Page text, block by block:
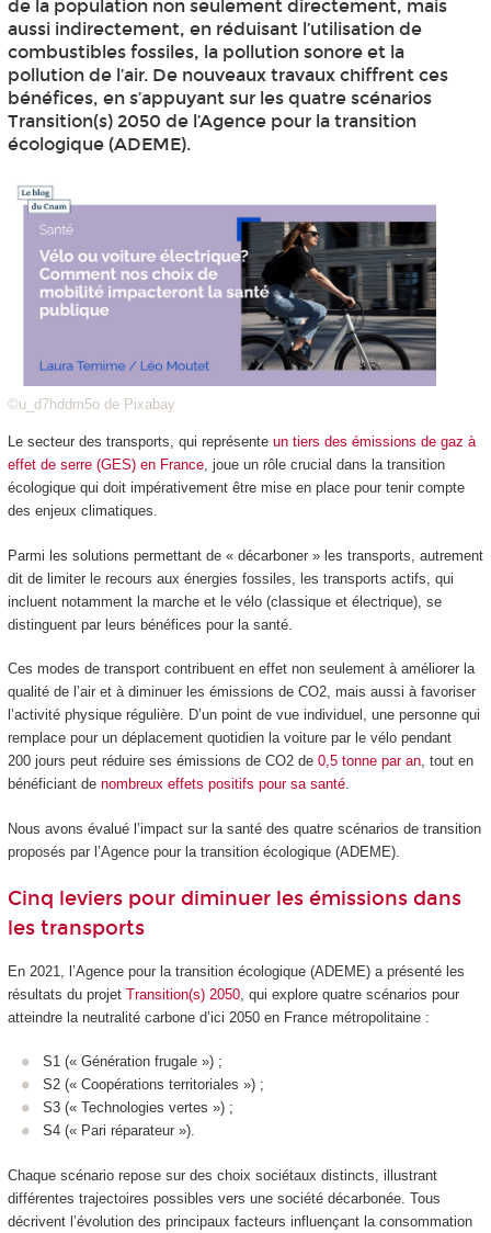
de la population non seulement directement, mais
aussi indirectement, en réduisant l’utilisation de
combustibles fossiles, la pollution sonore et la
pollution de l’air. De nouveaux travaux chiffrent ces
bénéfices, en s’appuyant sur les quatre scénarios
Transition(s) 2050 de l’Agence pour la transition
écologique (ADEME).
©u_d7hddm5o de Pixabay
Le secteur des transports, qui représente un tiers des émissions de gaz à
effet de serre (GES) en France, joue un rôle crucial dans la transition
écologique qui doit impérativement être mise en place pour tenir compte
des enjeux climatiques.
Parmi les solutions permettant de « décarboner » les transports, autrement
dit de limiter le recours aux énergies fossiles, les transports actifs, qui
incluent notamment la marche et le vélo (classique et électrique), se
distinguent par leurs bénéfices pour la santé.
Ces modes de transport contribuent en effet non seulement à améliorer la
qualité de l’air et à diminuer les émissions de CO2, mais aussi à favoriser
l’activité physique régulière. D’un point de vue individuel, une personne qui
remplace pour un déplacement quotidien la voiture par le vélo pendant
200 jours peut réduire ses émissions de CO2 de 0,5 tonne par an, tout en
bénéficiant de nombreux effets positifs pour sa santé.
Nous avons évalué l’impact sur la santé des quatre scénarios de transition
proposés par l’Agence pour la transition écologique (ADEME).
Cinq leviers pour diminuer les émissions dans
les transports
En 2021, l’Agence pour la transition écologique (ADEME) a présenté les
résultats du projet Transition(s) 2050, qui explore quatre scénarios pour
atteindre la neutralité carbone d’ici 2050 en France métropolitaine :
S1 (« Génération frugale ») ;
S2 (« Coopérations territoriales ») ;
S3 (« Technologies vertes ») ;
S4 (« Pari réparateur »).
Chaque scénario repose sur des choix sociétaux distincts, illustrant
différentes trajectoires possibles vers une société décarbonée. Tous
décrivent l’évolution des principaux facteurs influençant la consommation